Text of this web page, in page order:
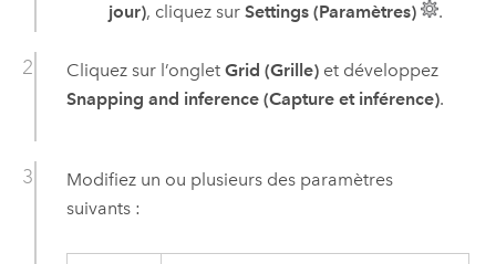
jour), cliquez surSettings (Paramètres) .
Cliquez sur l’onglet Grid (Grille)et développez
Snapping and inference (Capture et inférence).
Modifiez un ou plusieurs des paramètres
suivants :